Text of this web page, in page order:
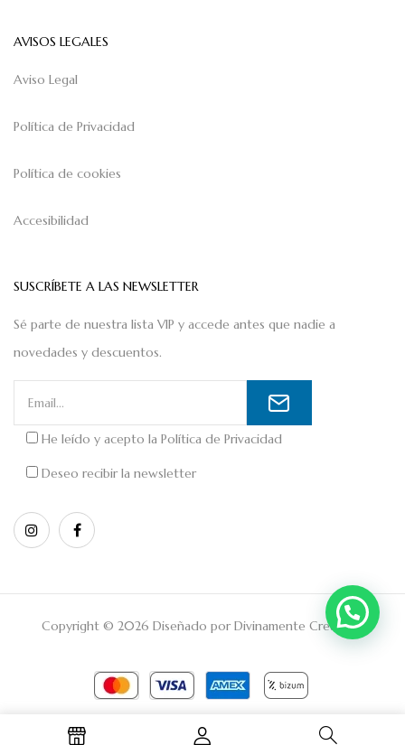
AVISOS LEGALES
Aviso Legal
Política de Privacidad
Política de cookies
Accesibilidad
SUSCRÍBETE A LAS NEWSLETTER
Sé parte de nuestra lista VIP y accede antes que nadie a
novedades y descuentos.
He leído y acepto la Política de Privacidad
Deseo recibir la newsletter
Copyright © 2026 Diseñado porDivinamente Creativos